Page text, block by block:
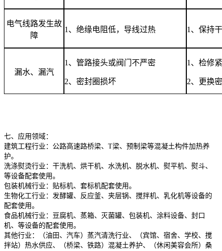
电气线路发生故
障
1 、绝缘电阻低，导线过热 1 、保持
漏水、漏汽
1 、管路接头或阀门不严密
2、密封圈损坏
1 、检修
2、更换
七、应用领域：
建筑工程行业：公路高速路桥梁、T梁、预制梁等混凝土构件加热养
护。
洗涤熨烫行业：干洗机、烘干机、水洗机、脱水机、熨平机、熨斗、
等设备配套使用。
包装机械行业：贴标机、套标机配套使用。
生物化工行业：发酵罐、反应釜、夹层锅、搅拌机、乳化机等设备的
配套使用。
食品机械行业：豆腐机、蒸箱、灭菌罐、包装机、涂料设备、封口
机、等设备的配套使用。
其他行业：（油田、汽车）蒸汽清洗行业、（宾馆、宿舍、学校、搅
拌站）热水供应、（桥梁、铁路）混凝土养护、（休闲美容会所）桑